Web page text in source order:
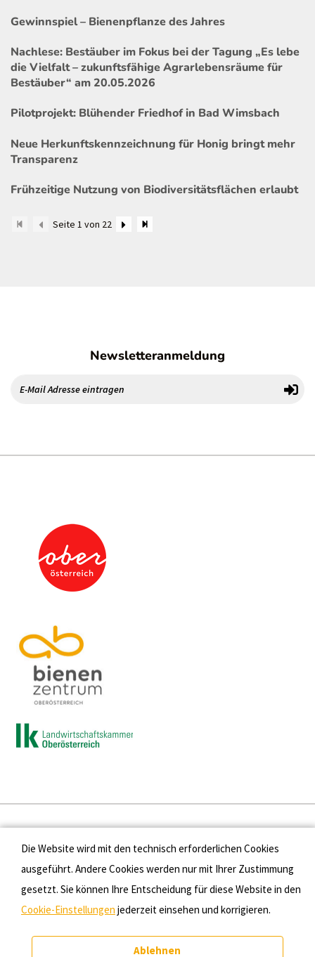
Gewinnspiel – Bienenpflanze des Jahres
Nachlese: Bestäuber im Fokus bei der Tagung „Es lebe
die Vielfalt – zukunftsfähige Agrarlebensräume für
Bestäuber“ am 20.05.2026
Pilotprojekt: Blühender Friedhof in Bad Wimsbach
Neue Herkunftskennzeichnung für Honig bringt mehr
Transparenz
Frühzeitige Nutzung von Biodiversitätsflächen erlaubt
Seite 1 von 22
Newsletteranmeldung
Presse
Kontakt
Datenschutz
Cookie-Einstellungen
Die Website wird mit den technisch erforderlichen Cookies
ausgeführt. Andere Cookies werden nur mit Ihrer Zustimmung
gesetzt. Sie können Ihre Entscheidung für diese Website in den
Cookie-Einstellungen jederzeit einsehen und korrigieren.
Ablehnen